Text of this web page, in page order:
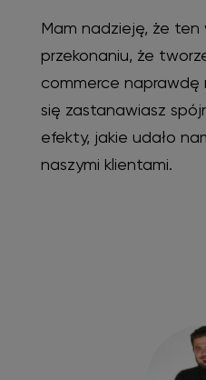
Mam nadzieję, że ten
przekonaniu, że
commerce naprawdę
się zastanawiasz
efekty, jakie udało
naszymi klientami.